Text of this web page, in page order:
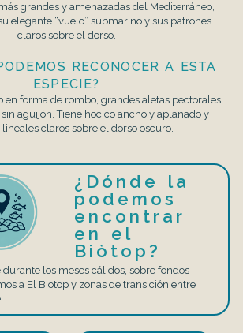
grandes y amenazadas del Mediterráneo,
elegante “vuelo” submarino y sus patrones
claros sobre el dorso.
RECONOCER A ESTA
ESPECIE?
en forma de rombo, grandes aletas pectorales
aguijón. Tiene hocico ancho y aplanado y
lineales claros sobre el dorso oscuro.
¿Dónde la
podemos
encontrar
en el
Biòtop?
los meses cálidos, sobre fondos
a El Biotop y zonas de transición entre